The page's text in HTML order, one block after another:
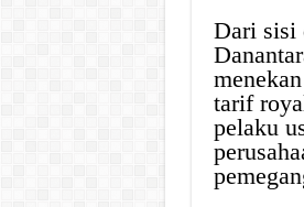
Dari sisi
tarif
pelaku